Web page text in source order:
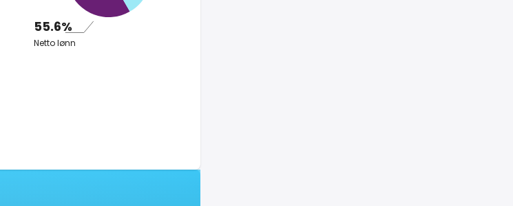
55.6%
Netto lønn